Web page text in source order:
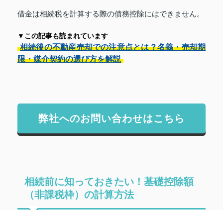
借金は相続税を計算する際の債務控除にはできません。
▼この記事も読まれています
相続後の不動産売却での注意点とは？名義・売却期
限・媒介契約の選び方を解説
弊社へのお問い合わせはこちら
相続前に知っておきたい！基礎控除額
（非課税枠）の計算方法